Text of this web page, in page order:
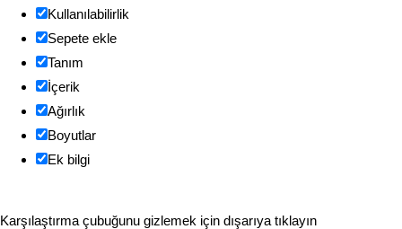
Kullanılabilirlik
Sepete ekle
Tanım
İçerik
Ağırlık
Boyutlar
Ek bilgi
Karşılaştırma çubuğunu gizlemek için dışarıya tıklayın